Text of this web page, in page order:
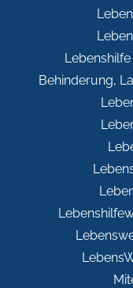
Behinderung,